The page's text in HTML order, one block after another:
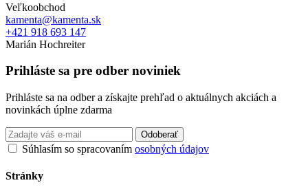
Veľkoobchod
kamenta@kamenta.sk
+421 918 693 147
Marián Hochreiter
Prihláste sa pre odber noviniek
Prihláste sa na odber a získajte prehľad o aktuálnych akciách a
novinkách úplne zdarma
Odoberať
Súhlasím so spracovaním osobných údajov
Stránky